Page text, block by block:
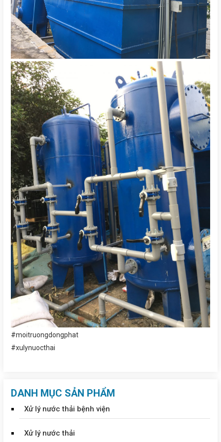
#moitruongdongphat
#xulynuocthai
DANH MỤC SẢN PHẨM
Xử lý nước thải bệnh viện
Xử lý nước thải